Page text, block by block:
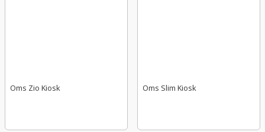
Oms Zio Kiosk Oms Slim Kiosk